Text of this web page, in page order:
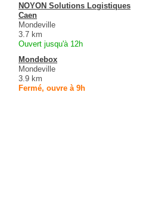
NOYON Solutions Logistiques
Caen
Mondeville
3.7 km
Ouvert jusqu'à 12h
Mondebox
Mondeville
3.9 km
Fermé, ouvre à 9h